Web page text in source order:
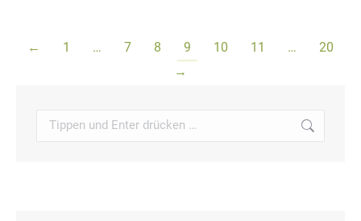
← 1 … 7 8 9 10 11 …
20
→